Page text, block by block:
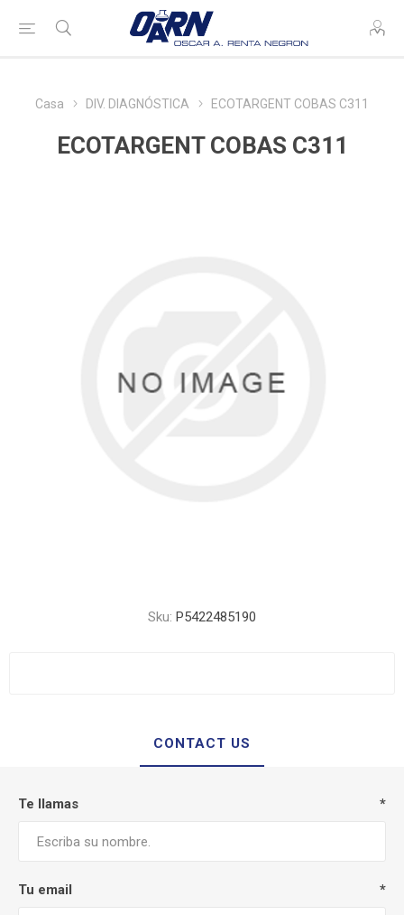
Casa DIV. DIAGNÓSTICA ECOTARGENT COBAS C311
ECOTARGENT COBAS C311
Sku: P5422485190
CONTACT US
Te llamas *
Tu email *